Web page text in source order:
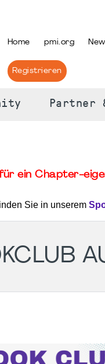
Home pmi.org
Registrieren
Partner
ein Chapter-
Sie in unserem